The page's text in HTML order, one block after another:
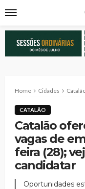
Home Cidades
CATALÃO
Catalão
vagas de
feira (28);
candidatar
Oportunidades